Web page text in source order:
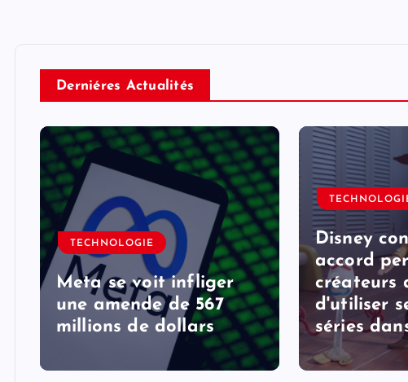
Derniéres Actualités
TECHNOLOGIE
Meta se voit infliger
une amende de 567
millions de dollars
Disney
accord
créateurs
d'utiliser
séries